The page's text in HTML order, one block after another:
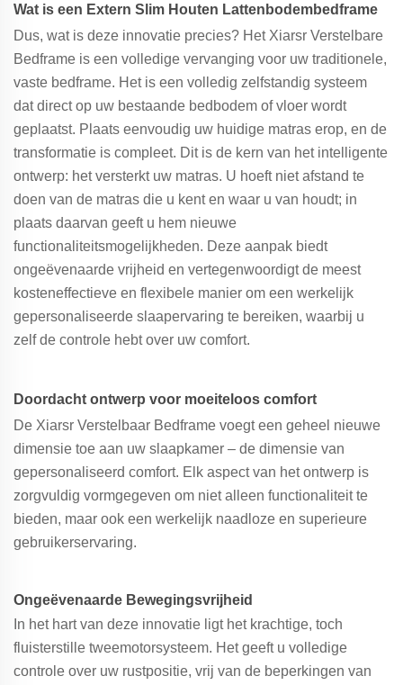
Wat is een Extern Slim Houten Lattenbodembedframe
Dus, wat is deze innovatie precies? Het Xiarsr Verstelbare
Bedframe is een volledige vervanging voor uw traditionele,
vaste bedframe. Het is een volledig zelfstandig systeem
dat direct op uw bestaande bedbodem of vloer wordt
geplaatst. Plaats eenvoudig uw huidige matras erop, en de
transformatie is compleet. Dit is de kern van het intelligente
ontwerp: het versterkt uw matras. U hoeft niet afstand te
doen van de matras die u kent en waar u van houdt; in
plaats daarvan geeft u hem nieuwe
functionaliteitsmogelijkheden. Deze aanpak biedt
ongeëvenaarde vrijheid en vertegenwoordigt de meest
kosteneffectieve en flexibele manier om een werkelijk
gepersonaliseerde slaapervaring te bereiken, waarbij u
zelf de controle hebt over uw comfort.
Doordacht ontwerp voor moeiteloos comfort
De Xiarsr Verstelbaar Bedframe voegt een geheel nieuwe
dimensie toe aan uw slaapkamer – de dimensie van
gepersonaliseerd comfort. Elk aspect van het ontwerp is
zorgvuldig vormgegeven om niet alleen functionaliteit te
bieden, maar ook een werkelijk naadloze en superieure
gebruikerservaring.
Ongeëvenaarde Bewegingsvrijheid
In het hart van deze innovatie ligt het krachtige, toch
fluisterstille tweemotorsysteem. Het geeft u volledige
controle over uw rustpositie, vrij van de beperkingen van